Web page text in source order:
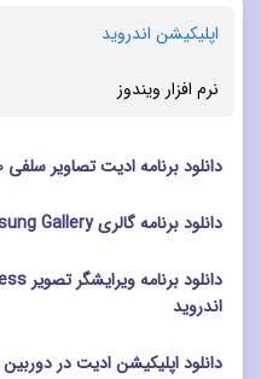
اپلیکیشن اندروید
نرم افزار ویندوز
دانلود برنامه ادیت تصاویر سلفی Camera360 برای اندروید
دانلود برنامه گالری Samsung Gallery برای اندروید
اندروید
دانلود اپلیکیشن ادیت در دوربین Camera ZOOM FX برای اندروید